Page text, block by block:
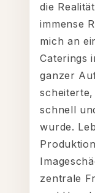
die
immense
mich an
Caterings
ganzer
schnell
wurde.
zentrale